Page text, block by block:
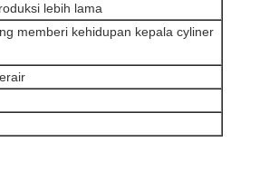
lebih lama
memberi kehidupan kepala cyliner